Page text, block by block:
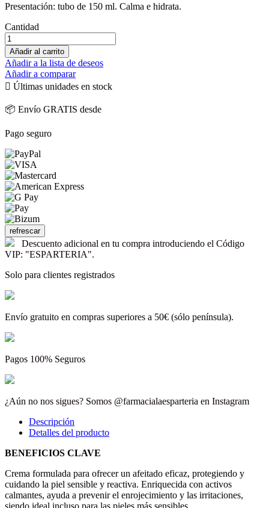
Presentación: tubo de 150 ml. Calma e hidrata.
Cantidad
Añadir al carrito
Añadir a la lista de deseos
Añadir a comparar
 Últimas unidades en stock
📦 Envío GRATIS desde
Pago seguro
Descuento adicional en tu compra introduciendo el Código
VIP: "ESPARTERIA".
Solo para clientes registrados
Envío gratuito en compras superiores a 50€ (sólo península).
Pagos 100% Seguros
¿Aún no nos sigues? Somos @farmacialaesparteria en Instagram
Descripción
Detalles del producto
BENEFICIOS CLAVE
Crema formulada para ofrecer un afeitado eficaz, protegiendo y
cuidando la piel sensible y reactiva. Enriquecida con activos
calmantes, ayuda a prevenir el enrojecimiento y las irritaciones,
siendo ideal incluso para las pieles más sensibles.